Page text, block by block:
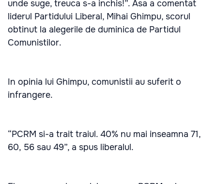
unde suge, treuca s-a inchis!”. Asa a comentat
liderul Partidului Liberal, Mihai Ghimpu, scorul
obtinut la alegerile de duminica de Partidul
Comunistilor.
In opinia lui Ghimpu, comunistii au suferit o
infrangere.
“PCRM si-a trait traiul. 40% nu mai inseamna 71,
60, 56 sau 49”, a spus liberalul.